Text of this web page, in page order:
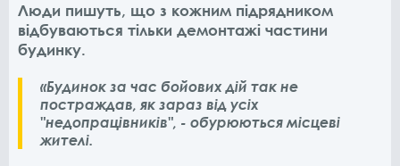
Люди пишуть, що з кожним підрядником
відбуваються тільки демонтажі частини
будинку.
«Будинок за час бойових дій так не
постраждав, як зараз від усіх
"недопрацівників", - обурюються місцеві
жителі.